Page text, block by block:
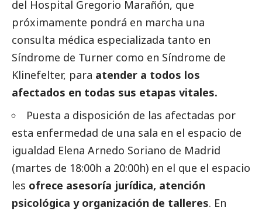
del Hospital Gregorio Marañón, que
próximamente pondrá en marcha una
consulta médica especializada tanto en
Síndrome de Turner como en Síndrome de
Klinefelter, para atender a todos los
afectados en todas sus etapas vitales.
Puesta a disposición de las afectadas por
esta enfermedad de una sala en el espacio de
igualdad Elena Arnedo Soriano de Madrid
(martes de 18:00h a 20:00h) en el que el espacio
les ofrece asesoría jurídica, atención
psicológica y organización de talleres. En